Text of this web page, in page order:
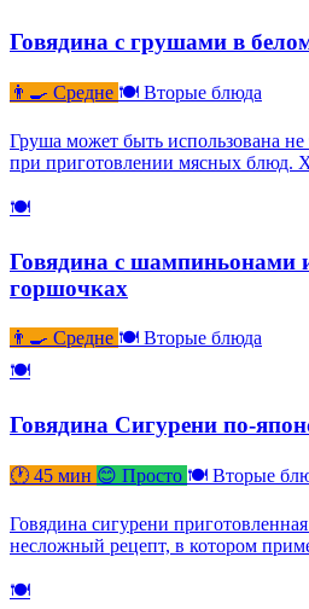
Говядина с грушами в
👨‍🍳 Средне 🍽 Вторые блюда
Груша может быть использована не
при приготовлении мясных блюд.
🍽
Говядина с шампиньонами
горшочках
👨‍🍳 Средне 🍽 Вторые блюда
🍽
Говядина Сигурени по-
🕐 45 мин 😊 Просто 🍽 Вторые
Говядина сигурени
несложный рецепт, в котором
🍽